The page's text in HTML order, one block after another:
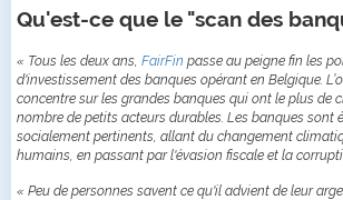
Qu'est-ce que le "scan des
« Tous les deux ans, FairFin passe au peigne fin les
d'investissement des banques opérant en Belgique.
concentre sur les grandes banques qui ont le plus de
nombre de petits acteurs durables. Les banques sont
socialement pertinents, allant du changement
humains, en passant par l'évasion fiscale et la
« Peu de personnes savent ce qu'il advient de leur